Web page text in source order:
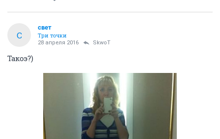
С
свет
Три точки
28 апреля 2016 SkwоT
Такоэ?)